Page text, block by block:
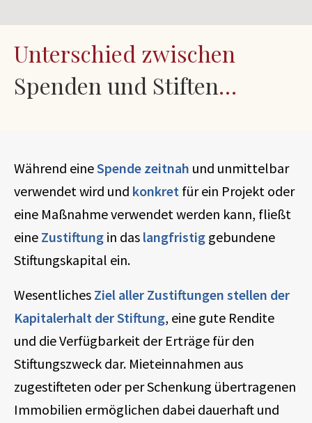
Unterschied zwischen
Spenden und Stiften…
Während eineSpende zeitnah und unmittelbar
verwendet wird und konkret für ein Projekt oder
eine Maßnahme verwendet werden kann, fließt
eine Zustiftung in das langfristig gebundene
Stiftungskapital ein.
Wesentliches Ziel aller Zustiftungen stellen der
Kapitalerhalt der Stiftung, eine gute Rendite
und die Verfügbarkeit der Erträge für den
Stiftungszweck dar. Mieteinnahmen aus
zugestifteten oder per Schenkung übertragenen
Immobilien ermöglichen dabei dauerhaft und